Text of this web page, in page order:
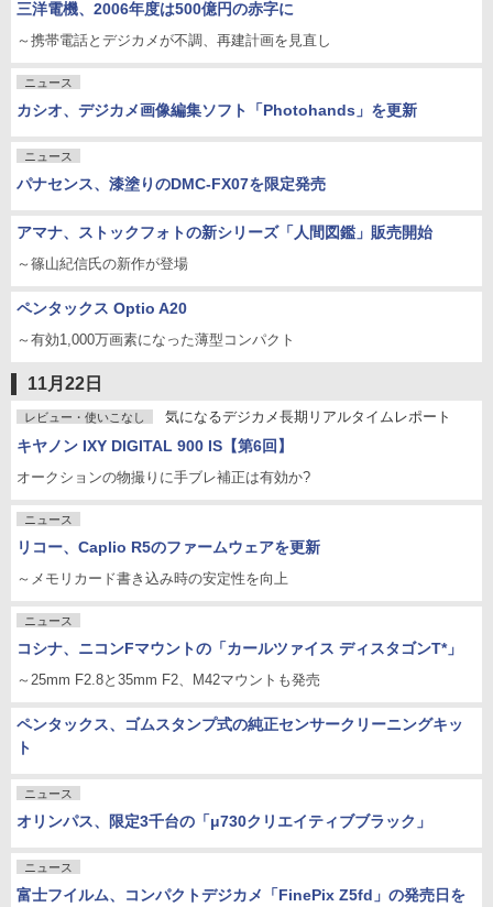
三洋電機、2006年度は500億円の赤字に
～携帯電話とデジカメが不調、再建計画を見直し
ニュース
カシオ、デジカメ画像編集ソフト「Photohands」を更新
ニュース
パナセンス、漆塗りのDMC-FX07を限定発売
アマナ、ストックフォトの新シリーズ「人間図鑑」販売開始
～篠山紀信氏の新作が登場
ペンタックス Optio A20
～有効1,000万画素になった薄型コンパクト
11月22日
レビュー・使いこなし 気になるデジカメ長期リアルタイムレポート
キヤノン IXY DIGITAL 900 IS【第6回】
オークションの物撮りに手ブレ補正は有効か?
ニュース
リコー、Caplio R5のファームウェアを更新
～メモリカード書き込み時の安定性を向上
ニュース
コシナ、ニコンFマウントの「カールツァイス ディスタゴンT*」
～25mm F2.8と35mm F2、M42マウントも発売
ペンタックス、ゴムスタンプ式の純正センサークリーニングキッ
ト
ニュース
オリンパス、限定3千台の「μ730クリエイティブブラック」
ニュース
富士フイルム、コンパクトデジカメ「FinePix Z5fd」の発売日を